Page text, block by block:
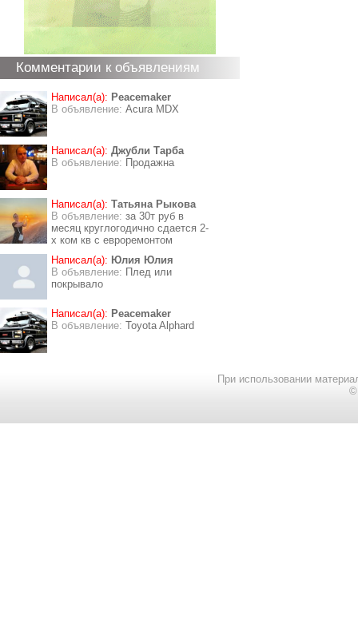
Комментарии к объявлениям
Написал(а): Peacemaker
В объявление: Acura MDX
Написал(а): Джубли Тарба
В объявление: Продажна
Написал(а): Татьяна Рыкова
В объявление: за 30т руб в
месяц круглогодично сдается 2-
х ком кв с евроремонтом
Написал(а): Юлия Юлия
В объявление: Плед или
покрывало
Написал(а): Peacemaker
В объявление: Toyota Alphard
При использовании